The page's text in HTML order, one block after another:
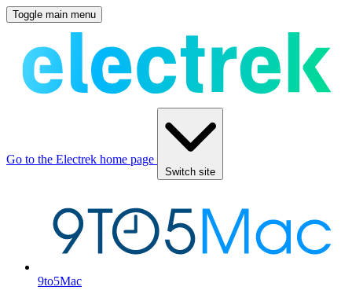
Toggle main menu
Go to the Electrek home page
Switch site
9to5Mac